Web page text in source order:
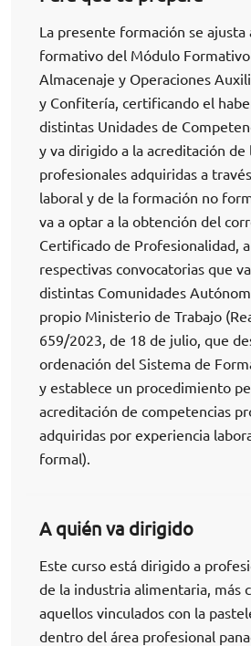
La presente formación se
formativo del Módulo
Almacenaje y Operaciones
y Confitería, certificando el
distintas Unidades de
y va dirigido a la acreditación de
profesionales adquiridas a
laboral y de la formación no
va a optar a la obtención del
Certificado de Profesionalidad,
respectivas convocatorias que
distintas Comunidades
propio Ministerio de Trabajo
659/2023, de 18 de julio, que
ordenación del Sistema de
y establece un procedimiento
acreditación de competencias
adquiridas por experiencia
formal).
A quién va dirigido
Este curso está dirigido a
de la industria alimentaria, más
aquellos vinculados con la
dentro del área profesional